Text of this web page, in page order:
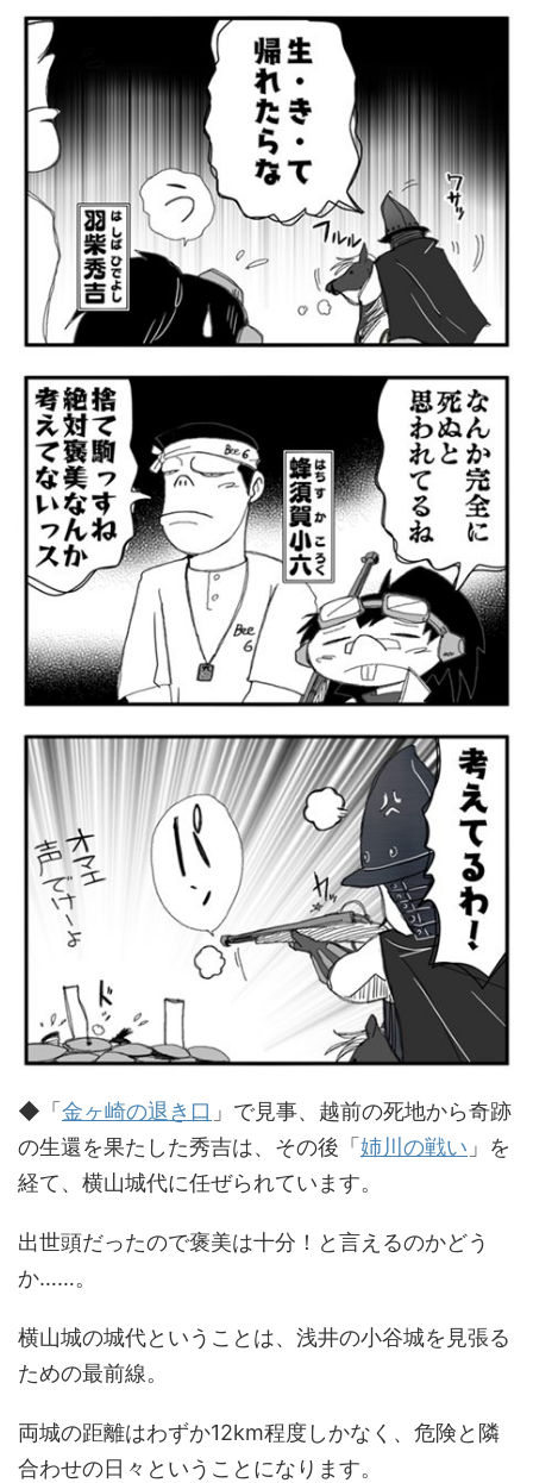
◆「 金ヶ崎の退き口 」で見事、越前の死地から奇跡
の生還を果たした秀吉は、その後「 姉川の戦い 」を
経て、横山城代に任ぜられています。
出世頭だったので褒美は十分！と言えるのかどう
か……。
横山城の城代ということは、浅井の小谷城を見張る
ための最前線。
両城の距離はわずか12km程度しかなく、危険と隣
合わせの日々ということになります。